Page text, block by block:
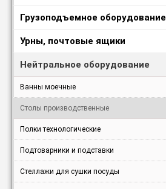
Грузоподъемное оборудование
Урны, почтовые ящики
Нейтральное оборудование
Ванны моечные
Столы производственные
Полки технологические
Подтоварники и подставки
Стеллажи для сушки посуды